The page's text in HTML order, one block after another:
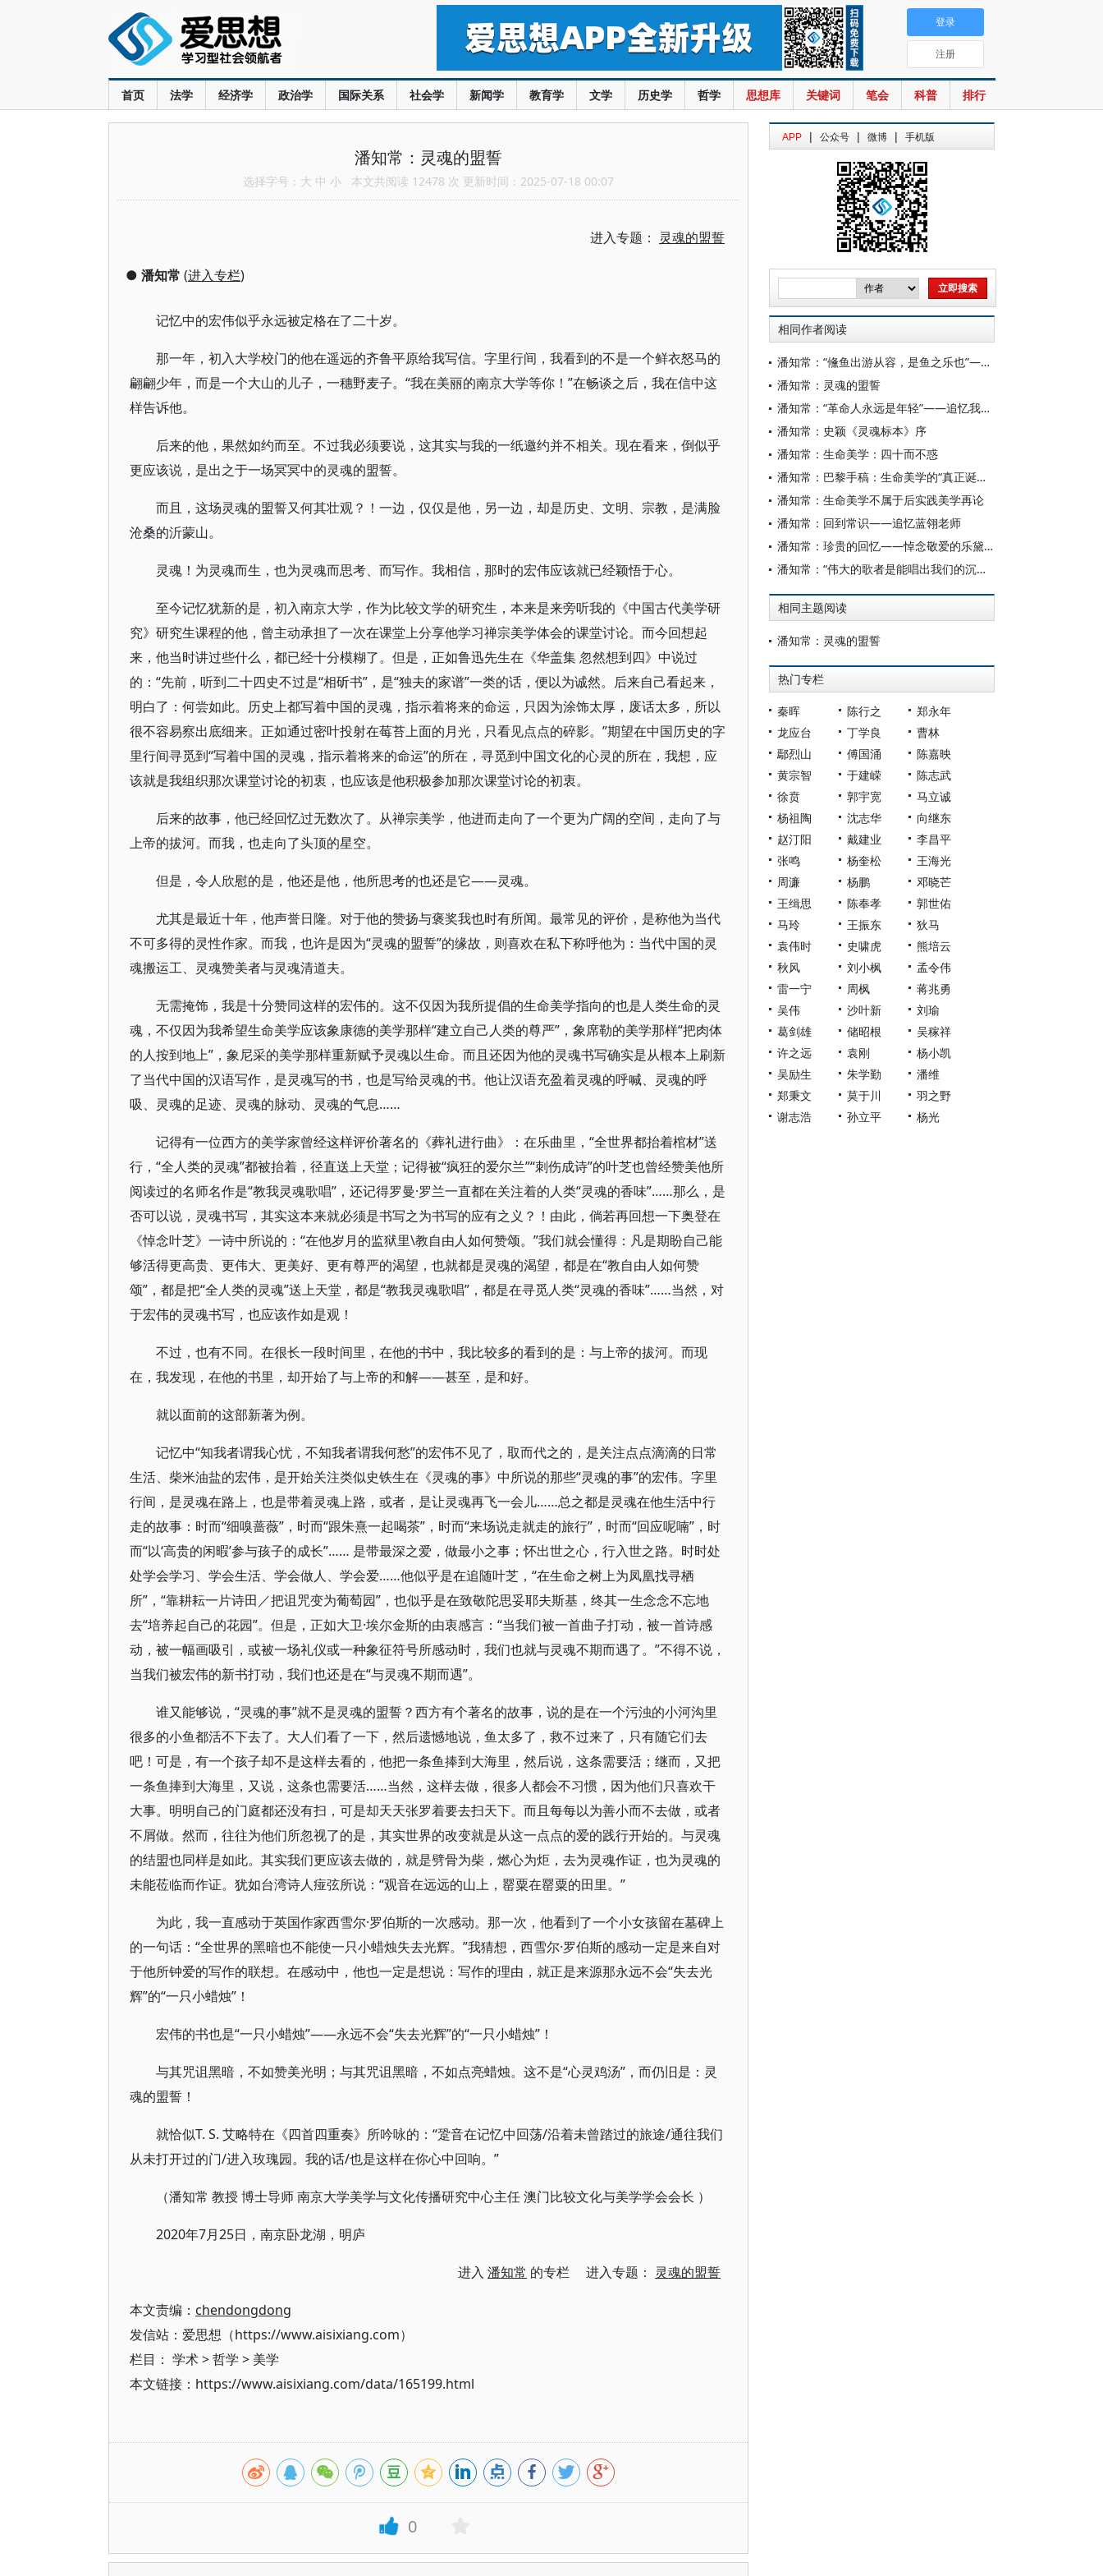
首页 法学 经济学 政治学 国际关系 社会学 新闻学 教育学 文学 历史学 哲学 思想库 关键词 笔会 科普 排行
登录
注册
潘知常：灵魂的盟誓
选择字号： 大 中 小 本文共阅读 12478 次 更新时间：2025-07-18 00:07
进入专题： 灵魂的盟誓
● 潘知常 (进入专栏)
记忆中的宏伟似乎永远被定格在了二十岁。
那一年，初入大学校门的他在遥远的齐鲁平原给我写信。字里行间，我看到的不是一个鲜衣怒马的
翩翩少年，而是一个大山的儿子，一穗野麦子。“我在美丽的南京大学等你！”在畅谈之后，我在信中这
样告诉他。
后来的他，果然如约而至。不过我必须要说，这其实与我的一纸邀约并不相关。现在看来，倒似乎
更应该说，是出之于一场冥冥中的灵魂的盟誓。
而且，这场灵魂的盟誓又何其壮观？！一边，仅仅是他，另一边，却是历史、文明、宗教，是满脸
沧桑的沂蒙山。
灵魂！为灵魂而生，也为灵魂而思考、而写作。我相信，那时的宏伟应该就已经颖悟于心。
至今记忆犹新的是，初入南京大学，作为比较文学的研究生，本来是来旁听我的《中国古代美学研
究》研究生课程的他，曾主动承担了一次在课堂上分享他学习禅宗美学体会的课堂讨论。而今回想起
来，他当时讲过些什么，都已经十分模糊了。但是，正如鲁迅先生在《华盖集 忽然想到四》中说过
的：“先前，听到二十四史不过是“相斫书”，是“独夫的家谱”一类的话，便以为诚然。后来自己看起来，
明白了：何尝如此。历史上都写着中国的灵魂，指示着将来的命运，只因为涂饰太厚，废话太多，所以
很不容易察出底细来。正如通过密叶投射在莓苔上面的月光，只看见点点的碎影。”期望在中国历史的字
里行间寻觅到“写着中国的灵魂，指示着将来的命运”的所在，寻觅到中国文化的心灵的所在，我想，应
该就是我组织那次课堂讨论的初衷，也应该是他积极参加那次课堂讨论的初衷。
后来的故事，他已经回忆过无数次了。从禅宗美学，他进而走向了一个更为广阔的空间，走向了与
上帝的拔河。而我，也走向了头顶的星空。
但是，令人欣慰的是，他还是他，他所思考的也还是它——灵魂。
尤其是最近十年，他声誉日隆。对于他的赞扬与褒奖我也时有所闻。最常见的评价，是称他为当代
不可多得的灵性作家。而我，也许是因为“灵魂的盟誓”的缘故，则喜欢在私下称呼他为：当代中国的灵
魂搬运工、灵魂赞美者与灵魂清道夫。
无需掩饰，我是十分赞同这样的宏伟的。这不仅因为我所提倡的生命美学指向的也是人类生命的灵
魂，不仅因为我希望生命美学应该象康德的美学那样“建立自己人类的尊严”，象席勒的美学那样“把肉体
的人按到地上”，象尼采的美学那样重新赋予灵魂以生命。而且还因为他的灵魂书写确实是从根本上刷新
了当代中国的汉语写作，是灵魂写的书，也是写给灵魂的书。他让汉语充盈着灵魂的呼喊、灵魂的呼
吸、灵魂的足迹、灵魂的脉动、灵魂的气息……
记得有一位西方的美学家曾经这样评价著名的《葬礼进行曲》：在乐曲里，“全世界都抬着棺材”送
行，“全人类的灵魂”都被抬着，径直送上天堂；记得被“疯狂的爱尔兰”“刺伤成诗”的叶芝也曾经赞美他所
阅读过的名师名作是“教我灵魂歌唱”，还记得罗曼·罗兰一直都在关注着的人类“灵魂的香味”……那么，是
否可以说，灵魂书写，其实这本来就必须是书写之为书写的应有之义？！由此，倘若再回想一下奥登在
《悼念叶芝》一诗中所说的：“在他岁月的监狱里\教自由人如何赞颂。”我们就会懂得：凡是期盼自己能
够活得更高贵、更伟大、更美好、更有尊严的渴望，也就都是灵魂的渴望，都是在“教自由人如何赞
颂”，都是把“全人类的灵魂”送上天堂，都是“教我灵魂歌唱”，都是在寻觅人类“灵魂的香味”……当然，对
于宏伟的灵魂书写，也应该作如是观！
不过，也有不同。在很长一段时间里，在他的书中，我比较多的看到的是：与上帝的拔河。而现
在，我发现，在他的书里，却开始了与上帝的和解——甚至，是和好。
就以面前的这部新著为例。
记忆中“知我者谓我心忧，不知我者谓我何愁”的宏伟不见了，取而代之的，是关注点点滴滴的日常
生活、柴米油盐的宏伟，是开始关注类似史铁生在《灵魂的事》中所说的那些“灵魂的事”的宏伟。字里
行间，是灵魂在路上，也是带着灵魂上路，或者，是让灵魂再飞一会儿……总之都是灵魂在他生活中行
走的故事：时而“细嗅蔷薇”，时而“跟朱熹一起喝茶”，时而“来场说走就走的旅行”，时而“回应呢喃”，时
而“以‘高贵的闲暇’参与孩子的成长”…… 是带最深之爱，做最小之事；怀出世之心，行入世之路。时时处
处学会学习、学会生活、学会做人、学会爱……他似乎是在追随叶芝，“在生命之树上为凤凰找寻栖
所”，“靠耕耘一片诗田／把诅咒变为葡萄园”，也似乎是在致敬陀思妥耶夫斯基，终其一生念念不忘地
去“培养起自己的花园”。但是，正如大卫·埃尔金斯的由衷感言：“当我们被一首曲子打动，被一首诗感
动，被一幅画吸引，或被一场礼仪或一种象征符号所感动时，我们也就与灵魂不期而遇了。”不得不说，
当我们被宏伟的新书打动，我们也还是在“与灵魂不期而遇”。
谁又能够说，“灵魂的事”就不是灵魂的盟誓？西方有个著名的故事，说的是在一个污浊的小河沟里
很多的小鱼都活不下去了。大人们看了一下，然后遗憾地说，鱼太多了，救不过来了，只有随它们去
吧！可是，有一个孩子却不是这样去看的，他把一条鱼捧到大海里，然后说，这条需要活；继而，又把
一条鱼捧到大海里，又说，这条也需要活……当然，这样去做，很多人都会不习惯，因为他们只喜欢干
大事。明明自己的门庭都还没有扫，可是却天天张罗着要去扫天下。而且每每以为善小而不去做，或者
不屑做。然而，往往为他们所忽视了的是，其实世界的改变就是从这一点点的爱的践行开始的。与灵魂
的结盟也同样是如此。其实我们更应该去做的，就是劈骨为柴，燃心为炬，去为灵魂作证，也为灵魂的
未能莅临而作证。犹如台湾诗人痖弦所说：“观音在远远的山上，罂粟在罂粟的田里。”
为此，我一直感动于英国作家西雪尔·罗伯斯的一次感动。那一次，他看到了一个小女孩留在墓碑上
的一句话：“全世界的黑暗也不能使一只小蜡烛失去光辉。”我猜想，西雪尔·罗伯斯的感动一定是来自对
于他所钟爱的写作的联想。在感动中，他也一定是想说：写作的理由，就正是来源那永远不会“失去光
辉”的“一只小蜡烛”！
宏伟的书也是“一只小蜡烛”——永远不会“失去光辉”的“一只小蜡烛”！
与其咒诅黑暗，不如赞美光明；与其咒诅黑暗，不如点亮蜡烛。这不是“心灵鸡汤”，而仍旧是：灵
魂的盟誓！
就恰似T. S. 艾略特在《四首四重奏》所吟咏的：“跫音在记忆中回荡/沿着未曾踏过的旅途/通往我们
从未打开过的门/进入玫瑰园。我的话/也是这样在你心中回响。”
（潘知常 教授 博士导师 南京大学美学与文化传播研究中心主任 澳门比较文化与美学学会会长 ）
2020年7月25日，南京卧龙湖，明庐
进入 潘知常 的专栏 进入专题： 灵魂的盟誓
本文责编： chendongdong
发信站：爱思想（https://www.aisixiang.com）
栏目： 学术>哲学 > 美学
本文链接：https://www.aisixiang.com/data/165199.html
0
APP | 公众号 | 微博 | 手机版
相同作者阅读
潘知常：“儵鱼出游从容，是鱼之乐也”——追忆我的老师李戏鱼先生
潘知常：灵魂的盟誓
潘知常：“革命人永远是年轻”——追忆我的老师赵以文先生
潘知常：史颖《灵魂标本》序
潘知常：生命美学：四十而不惑
潘知常：巴黎手稿：生命美学的“真正诞生地和秘密”
潘知常：生命美学不属于后实践美学再论
潘知常：回到常识——追忆蓝翎老师
潘知常：珍贵的回忆——悼念敬爱的乐黛云老师
潘知常：“伟大的歌者是能唱出我们的沉默的人”——蒋成德先生《郁达夫旧体诗研究》序
相同主题阅读
潘知常：灵魂的盟誓
热门专栏
秦晖 陈行之
郑永年
龙应台
丁学良
曹林
鄢烈山
傅国涌
陈嘉映
黄宗智
于建嵘
陈志武
徐贲
郭宇宽
马立诚
杨祖陶
沈志华
向继东
赵汀阳
戴建业
李昌平
张鸣
杨奎松
王海光
周濂
杨鹏
邓晓芒
王缉思
陈奉孝
郭世佑
马玲
王振东
狄马
袁伟时
史啸虎
熊培云
秋风
刘小枫
孟令伟
雷一宁
周枫
蒋兆勇
吴伟
沙叶新
刘瑜
葛剑雄
储昭根
吴稼祥
许之远
袁刚
杨小凯
吴励生
朱学勤
潘维
郑秉文
莫于川
羽之野
谢志浩
孙立平 杨光